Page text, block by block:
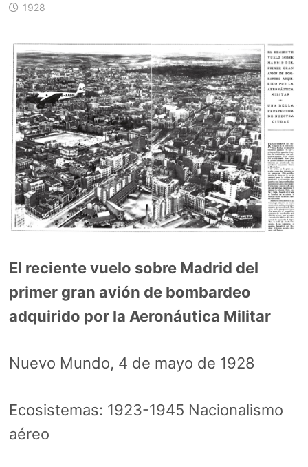
1928
El reciente vuelo sobre Madrid del
primer gran avión de bombardeo
adquirido por la Aeronáutica Militar
Nuevo Mundo, 4 de mayo de 1928
Ecosistemas: 1923-1945 Nacionalismo
aéreo